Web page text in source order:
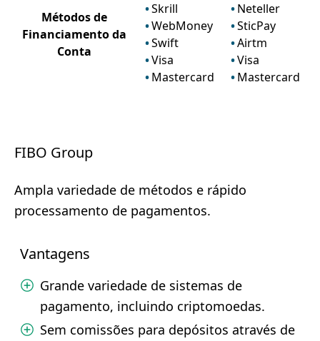
Métodos de
Financiamento da
Conta
Skrill
WebMoney
Swift
Visa
Mastercard
Neteller
SticPay
Airtm
Visa
Mastercard
FIBO Group
Ampla variedade de métodos e rápido
processamento de pagamentos.
Vantagens
Grande variedade de sistemas de
pagamento, incluindo criptomoedas.
Sem comissões para depósitos através de